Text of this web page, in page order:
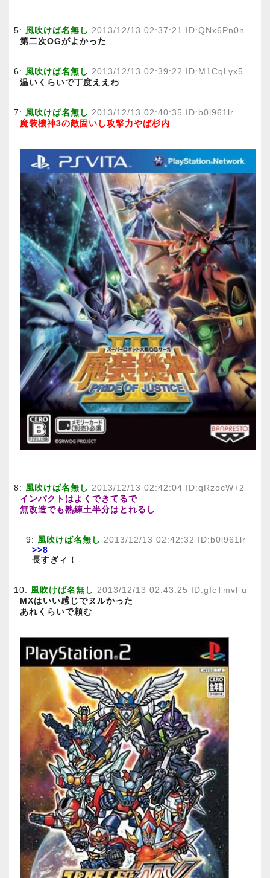
5: 風吹けば名無し 2013/12/13 02:37:21 ID:QNx6Pn0n
第二次OGがよかった
6: 風吹けば名無し 2013/12/13 02:39:22 ID:M1CqLyx5
温いくらいで丁度ええわ
7: 風吹けば名無し 2013/12/13 02:40:35 ID:b0l961lr
魔装機神3の敵固いし攻撃力やば杉内
8: 風吹けば名無し 2013/12/13 02:42:04 ID:qRzocW+2
インパクトはよくできてるで
無改造でも熟練土半分はとれるし
9: 風吹けば名無し 2013/12/13 02:42:32 ID:b0l961lr
>>8
長すぎィ！
10: 風吹けば名無し 2013/12/13 02:43:25 ID:gIcTmvFu
MXはいい感じでヌルかった
あれくらいで頼む